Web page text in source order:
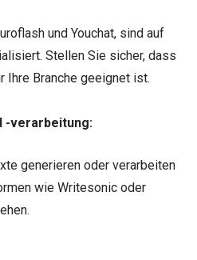
und Youchat, sind auf
Stellen Sie sicher, dass
Ihre Branche geeignet ist.
-verarbeitung:
generieren oder verarbeiten
wie Writesonic oder